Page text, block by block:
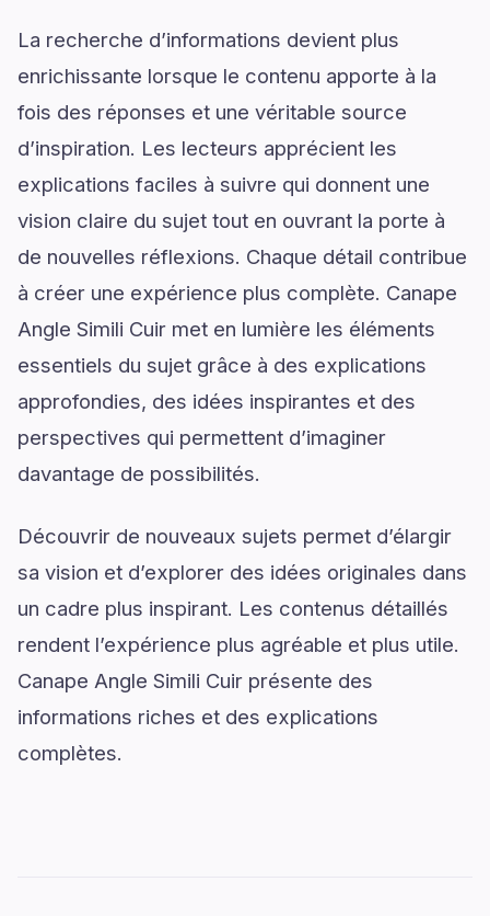
La recherche d’informations devient plus
enrichissante lorsque le contenu apporte à la
fois des réponses et une véritable source
d’inspiration. Les lecteurs apprécient les
explications faciles à suivre qui donnent une
vision claire du sujet tout en ouvrant la porte à
de nouvelles réflexions. Chaque détail contribue
à créer une expérience plus complète. Canape
Angle Simili Cuir met en lumière les éléments
essentiels du sujet grâce à des explications
approfondies, des idées inspirantes et des
perspectives qui permettent d’imaginer
davantage de possibilités.
Découvrir de nouveaux sujets permet d’élargir
sa vision et d’explorer des idées originales dans
un cadre plus inspirant. Les contenus détaillés
rendent l’expérience plus agréable et plus utile.
Canape Angle Simili Cuir présente des
informations riches et des explications
complètes.